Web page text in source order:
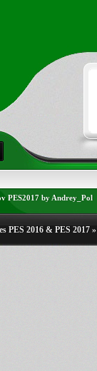
PES2017 by Andrey_Pol
PES 2016 & PES 2017»